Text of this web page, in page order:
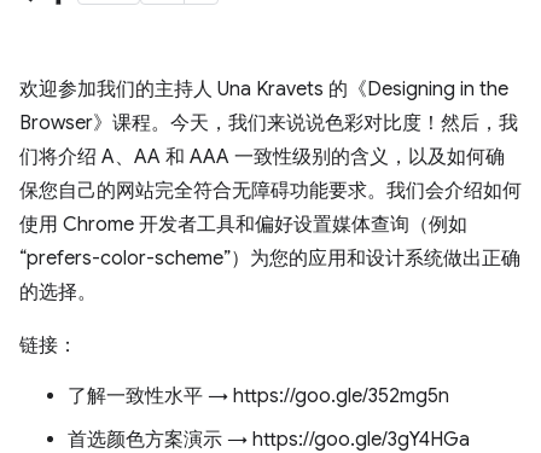
欢迎参加我们的主持人 Una Kravets 的《Designing in the
Browser》课程。今天，我们来说说色彩对比度！然后，我
们将介绍 A、AA 和 AAA 一致性级别的含义，以及如何确
保您自己的网站完全符合无障碍功能要求。我们会介绍如何
使用 Chrome 开发者工具和偏好设置媒体查询（例如
“prefers-color-scheme”）为您的应用和设计系统做出正确
的选择。
链接：
了解一致性水平 → https://goo.gle/352mg5n
首选颜色方案演示 → https://goo.gle/3gY4HGa